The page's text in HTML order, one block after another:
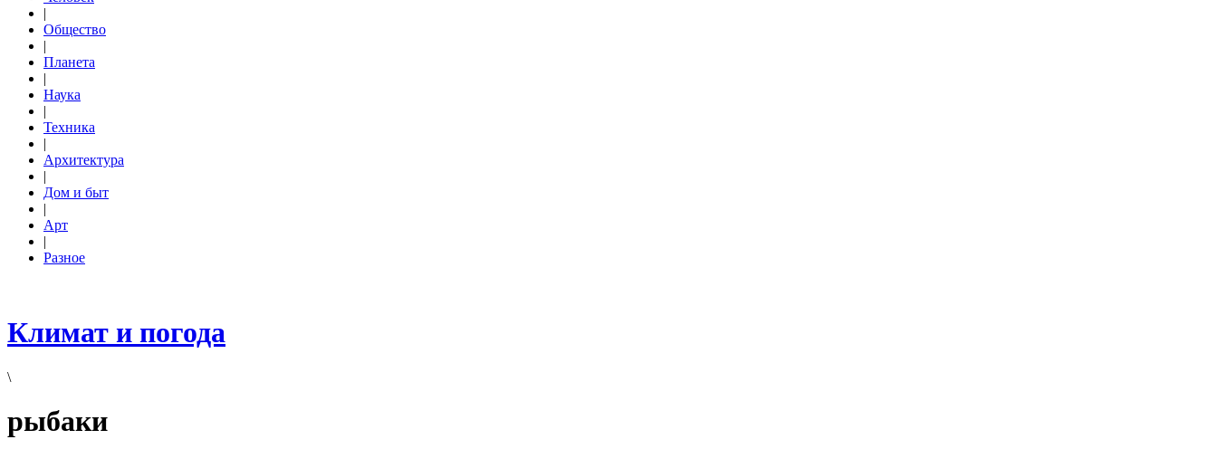
|
Общество
|
Планета
|
Наука
|
Техника
|
Архитектура
|
Дом и быт
|
Арт
|
Разное
Климат и погода
\
рыбаки